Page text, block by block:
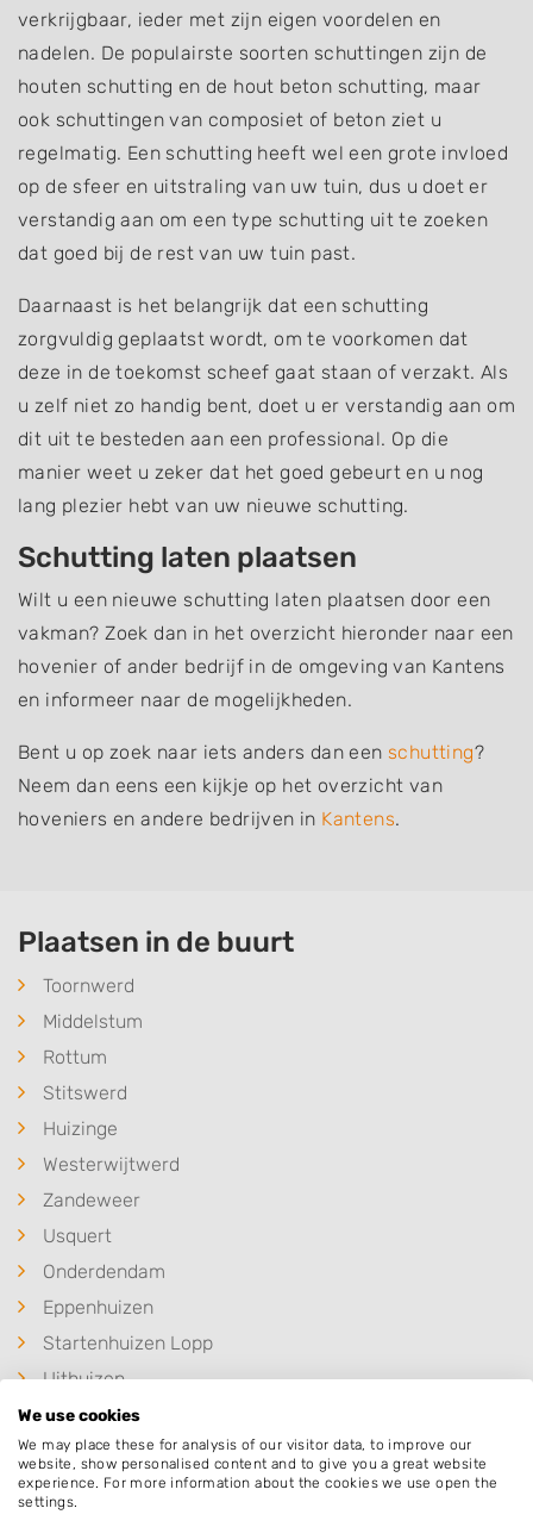
verkrijgbaar, ieder met zijn eigen voordelen en
nadelen. De populairste soorten schuttingen zijn de
houten schutting en de hout beton schutting, maar
ook schuttingen van composiet of beton ziet u
regelmatig. Een schutting heeft wel een grote invloed
op de sfeer en uitstraling van uw tuin, dus u doet er
verstandig aan om een type schutting uit te zoeken
dat goed bij de rest van uw tuin past.
Daarnaast is het belangrijk dat een schutting
zorgvuldig geplaatst wordt, om te voorkomen dat
deze in de toekomst scheef gaat staan of verzakt. Als
u zelf niet zo handig bent, doet u er verstandig aan om
dit uit te besteden aan een professional. Op die
manier weet u zeker dat het goed gebeurt en u nog
lang plezier hebt van uw nieuwe schutting.
Schutting laten plaatsen
Wilt u een nieuwe schutting laten plaatsen door een
vakman? Zoek dan in het overzicht hieronder naar een
hovenier of ander bedrijf in de omgeving van Kantens
en informeer naar de mogelijkheden.
Bent u op zoek naar iets anders dan een schutting?
Neem dan eens een kijkje op het overzicht van
hoveniers en andere bedrijven in Kantens.
Plaatsen in de buurt
Toornwerd
Middelstum
Rottum
Stitswerd
Huizinge
Westerwijtwerd
Zandeweer
Usquert
Onderdendam
Eppenhuizen
Startenhuizen Lopp
Uithuizen
Populaire hoveniers
We use cookies
We may place these for analysis of our visitor data, to improve our
website, show personalised content and to give you a great website
experience. For more information about the cookies we use open the
settings.